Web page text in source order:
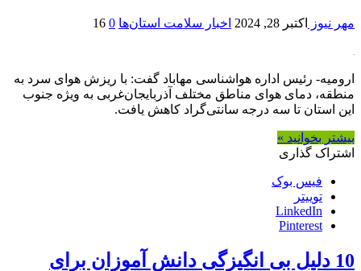
مهر نیوز اکتبر 28, 2024 اخبار سلامت استان‌ها 0
16
ارومیه- رئیس اداره هواشناسی مهاباد گفت: با ریزش هوای سرد به
منطقه، دمای هوای مناطق مختلف آذربایجان‌غربی به ویژه جنوب
این استان تا سه درجه سانتی‌گراد کاهش یافت.
بیشتر بخوانید »
اشتراک گذاری
فیس بوک
توییتر
LinkedIn
Pinterest
10 دلیل بی انگیزگی دانش آموزان برای